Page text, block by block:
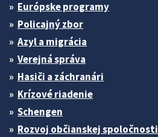
Európske programy
Policajný zbor
Azyl a migrácia
Verejná správa
Hasiči a záchranári
Krízové riadenie
Schengen
Rozvoj občianskej spoločnosti